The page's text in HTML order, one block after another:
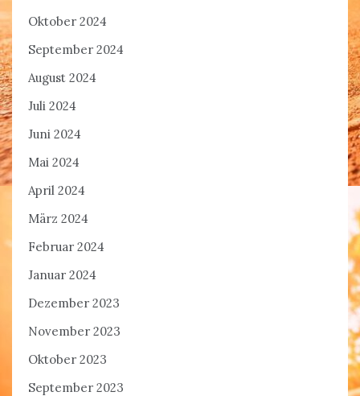
Oktober 2024
September 2024
August 2024
Juli 2024
Juni 2024
Mai 2024
April 2024
März 2024
Februar 2024
Januar 2024
Dezember 2023
November 2023
Oktober 2023
September 2023